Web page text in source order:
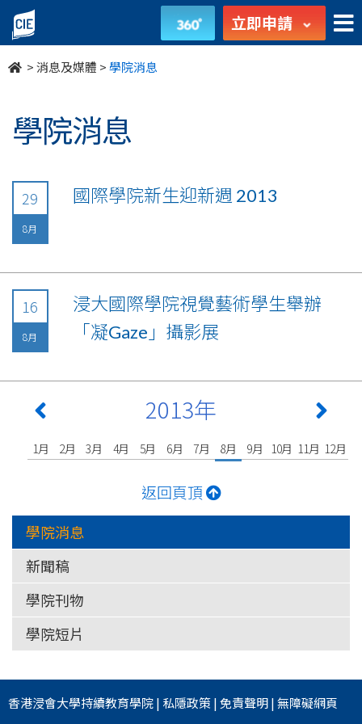
undefined 立即申請
>消息及媒體 >學院消息
學院消息
29
8月
國際學院新生迎新週 2013
16
8月
浸大國際學院視覺藝術學生舉辦
「凝Gaze」攝影展
2013年
1月 2月 3月 4月 5月 6月 7月 8月 9月 10月 11月 12月
返回頁頂
學院消息
新聞稿
學院刊物
學院短片
香港浸會大學持續教育學院| 私隱政策|免責聲明|無障礙網頁